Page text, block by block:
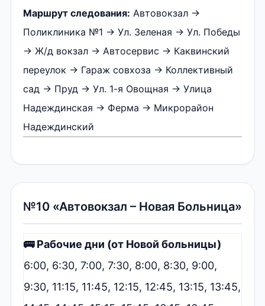
Маршрут следования: Автовокзал →
Поликлиника №1 → Ул. Зеленая → Ул. Победы
→ Ж/д вокзал → Автосервис → Каквинский
переулок → Гараж совхоза → Коллективный
сад → Пруд → Ул. 1-я Овощная → Улица
Надеждинская → Ферма → Микрорайон
Надеждинский
№10 «Автовокзал – Новая Больница»
🚌 Рабочие дни (от Новой больницы)
6:00, 6:30, 7:00, 7:30, 8:00, 8:30, 9:00,
9:30, 11:15, 11:45, 12:15, 12:45, 13:15, 13:45,